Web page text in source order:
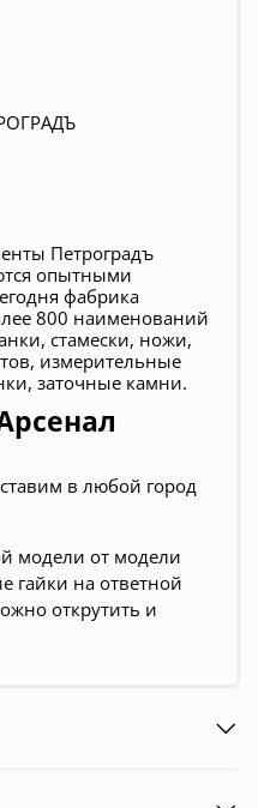
Петроградъ
опытными
фабрика
800 наименований
стамески, ножи,
измерительные
заточные камни.
в любой город
модели от модели
гайки на ответной
открутить и